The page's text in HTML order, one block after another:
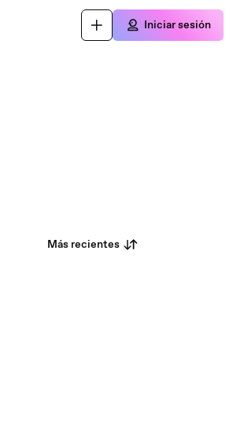
Iniciar sesión
Más recientes